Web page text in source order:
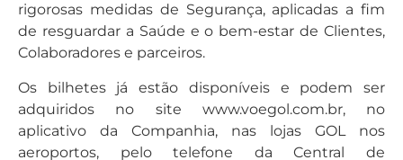
rigorosas medidas de Segurança, aplicadas a fim
de resguardar a Saúde e o bem-estar de Clientes,
Colaboradores e parceiros.
Os bilhetes já estão disponíveis e podem ser
adquiridos no site www.voegol.com.br, no
aplicativo da Companhia, nas lojas GOL nos
aeroportos, pelo telefone da Central de